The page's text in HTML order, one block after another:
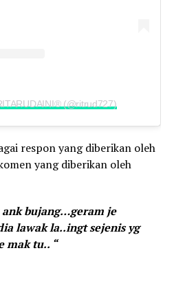
(@ritrud727)
respon yang diberikan oleh
yang diberikan oleh
ank bujang…geram je
lawak la..ingt sejenis yg
mak tu.. “